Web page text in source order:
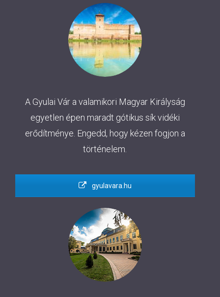
A Gyulai Vár a valamikori Magyar Királyság
egyetlen épen maradt gótikus sík vidéki
erődítménye. Engedd, hogy kézen fogjon a
történelem.
gyulavara.hu